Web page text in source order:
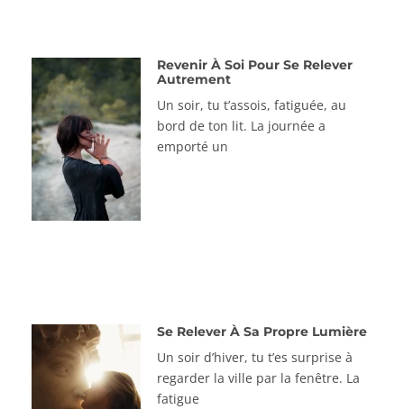
Revenir À Soi Pour Se Relever
Autrement
Un soir, tu t’assois, fatiguée, au
bord de ton lit. La journée a
emporté un
Se Relever À Sa Propre Lumière
Un soir d’hiver, tu t’es surprise à
regarder la ville par la fenêtre. La
fatigue